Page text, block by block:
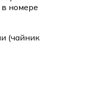
номере
(чайник